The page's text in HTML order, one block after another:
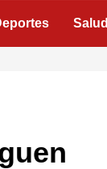
Salud